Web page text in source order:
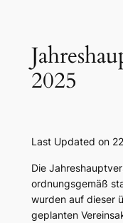
2025
Last Updated on
Die
ordnungsgemäß
wurden auf dieser
geplanten